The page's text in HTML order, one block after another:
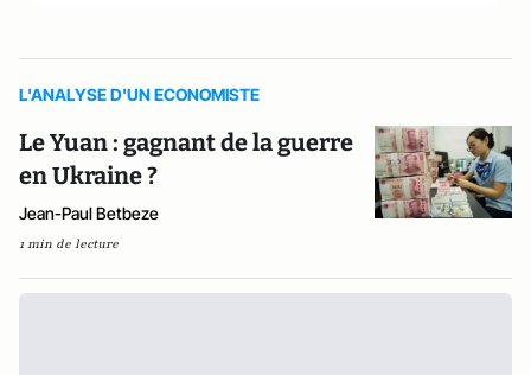
L'ANALYSE D'UN ECONOMISTE
Le Yuan : gagnant de la guerre
en Ukraine ?
Jean-Paul Betbeze
1 min de lecture